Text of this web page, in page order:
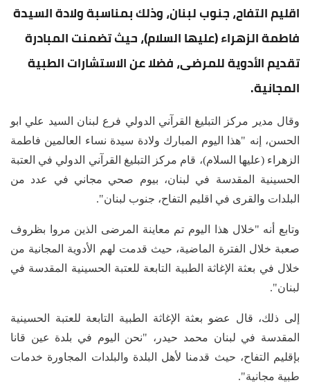
اقليم التفاح، جنوب لبنان، وذلك بمناسبة ولادة السيدة
فاطمة الزهراء (عليها السلام)، حيث تضمنت المبادرة
تقديم الأدوية للمرضى، فضلا عن الاستشارات الطبية
المجانية.
وقال مدير مركز التبليغ القرآني الدولي فرع لبنان السيد علي ابو
الحسن، إنه "هذا اليوم المبارك ولادة سيدة نساء العالمين فاطمة
الزهراء (عليها السلام)، قام مركز التبليغ القرآني الدولي في العتبة
الحسينية المقدسة في لبنان، بيوم صحي مجاني في عدد من
البلدات والقرى في اقليم التفاح، جنوب لبنان".
وتابع أنه "خلال هذا اليوم تم معاينة المرضى الذين مروا بظروف
صعبة خلال الفترة الماضية، حيث قدمت لهم الأدوية المجانية من
خلال في بعثة الإغاثة الطبية التابعة للعتبة الحسينية المقدسة في
لبنان".
إلى ذلك، قال عضو بعثة الإغاثة الطبية التابعة للعتبة الحسينية
المقدسة في لبنان محمد حيدر، "نحن اليوم في بلدة عين قانا
بإقليم التفاح، حيث قدمنا لأهل البلدة والبلدات المجاورة خدمات
طبية مجانية".